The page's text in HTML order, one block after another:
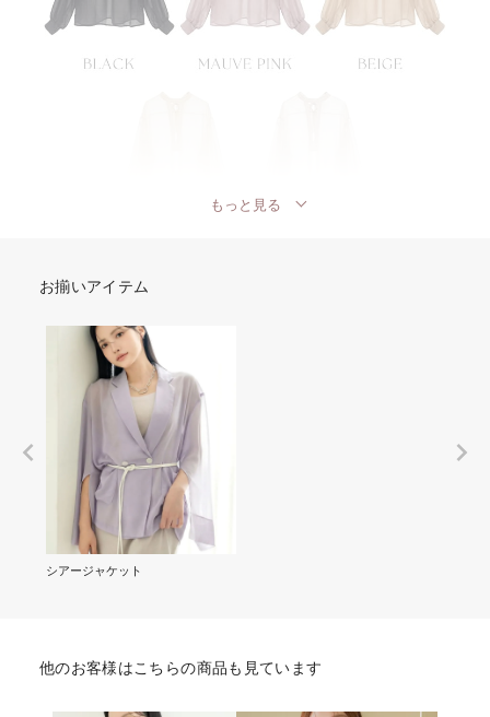
もっと見る
お揃いアイテム
シアージャケット
他のお客様はこちらの商品も見ています